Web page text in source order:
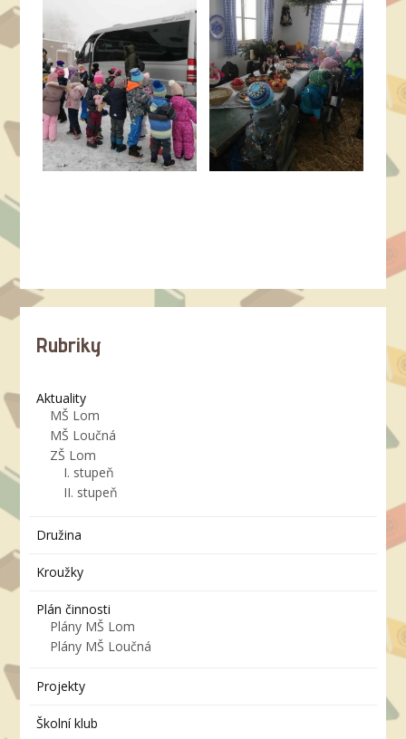
Rubriky
Aktuality
MŠ Lom
MŠ Loučná
ZŠ Lom
I. stupeň
II. stupeň
Družina
Kroužky
Plán činnosti
Plány MŠ Lom
Plány MŠ Loučná
Projekty
Školní klub